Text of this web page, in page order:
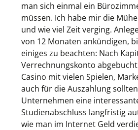
man sich einmal ein
müssen. Ich habe mir die
und wie viel Zeit verging.
von 12 Monaten ankündigen,
einiges zu beachten: Nach
Verrechnungskonto
Casino mit vielen Spielen,
auch für die Auszahlung
Unternehmen eine
Studienabschluss langfristig
wie man im Internet Geld